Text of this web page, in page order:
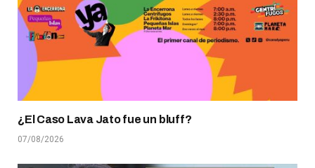
¿El Caso Lava Jato fue un bluff?
07/08/2026